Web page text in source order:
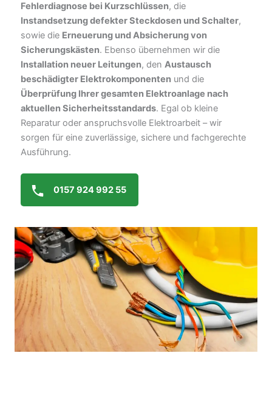
Fehlerdiagnose bei Kurzschlüssen, die
Instandsetzung defekter Steckdosen und Schalter,
sowie die Erneuerung und Absicherung von
Sicherungskästen. Ebenso übernehmen wir die
Installation neuer Leitungen, den Austausch
beschädigter Elektrokomponenten und die
Überprüfung Ihrer gesamten Elektroanlage nach
aktuellen Sicherheitsstandards. Egal ob kleine
Reparatur oder anspruchsvolle Elektroarbeit – wir
sorgen für eine zuverlässige, sichere und fachgerechte
Ausführung.
0157 924 992 55